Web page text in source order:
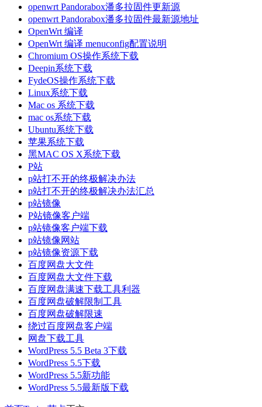
openwrt Pandorabox潘多拉固件更新源
openwrt Pandorabox潘多拉固件最新源地址
OpenWrt 编译
OpenWrt 编译 menuconfig配置说明
Chromium OS操作系统下载
Deepin系统下载
FydeOS操作系统下载
Linux系统下载
Mac os 系统下载
mac os系统下载
Ubuntu系统下载
苹果系统下载
黑MAC OS X系统下载
P站
p站打不开的终极解决办法
p站打不开的终极解决办法汇总
p站镜像
P站镜像客户端
p站镜像客户端下载
p站镜像网站
p站镜像资源下载
百度网盘大文件
百度网盘大文件下载
百度网盘满速下载工具利器
百度网盘破解限制工具
百度网盘破解限速
绕过百度网盘客户端
网盘下载工具
WordPress 5.5 Beta 3下载
WordPress 5.5下载
WordPress 5.5新功能
WordPress 5.5最新版下载